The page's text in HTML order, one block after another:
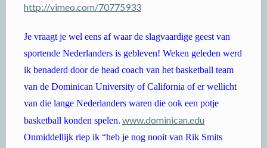
http://vimeo.com/70775933
Je vraagt je wel eens af waar de slagvaardige geest van
sportende Nederlanders is gebleven! Weken geleden werd
ik benaderd door de head coach van het basketball team
van de Dominican University of California of er wellicht
van die lange Nederlanders waren die ook een potje
basketball konden spelen. www.dominican.edu
Onmiddellijk riep ik “heb je nog nooit van Rik Smits